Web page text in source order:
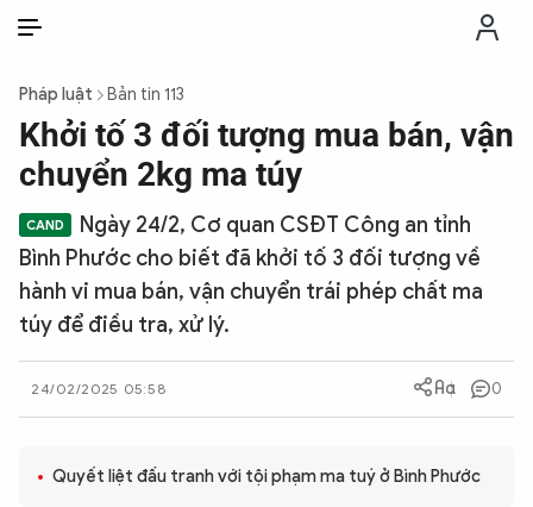
THỜI SỰ
CHỐNG DIỄN BIẾN HÒA BÌNH
CÔNG AN TRONG LÒNG DÂN
XÃ HỘI
PHÁP LUẬT
CÔNG NGHỆ
Pháp luật Bản tin 113
Khởi tố 3 đối tượng mua bán, vận
chuyển 2kg ma túy
Ngày 24/2, Cơ quan CSĐT Công an tỉnh
Bình Phước cho biết đã khởi tố 3 đối tượng về
hành vi mua bán, vận chuyển trái phép chất ma
túy để điều tra, xử lý.
24/02/2025 05:58 0
Quyết liệt đấu tranh với tội phạm ma tuý ở Bình Phước